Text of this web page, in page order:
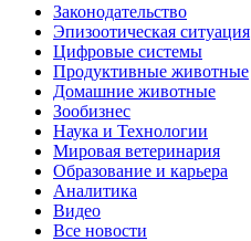
Законодательство
Эпизоотическая ситуация
Цифровые системы
Продуктивные животные
Домашние животные
Зообизнес
Наука и Технологии
Мировая ветеринария
Образование и карьера
Аналитика
Видео
Все новости